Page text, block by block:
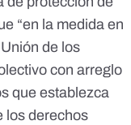
“en la medida en
de los
con arreglo
que establezca
los derechos